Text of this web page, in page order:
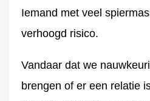
Iemand met veel
verhoogd risico.
Vandaar dat we
brengen of er een relatie